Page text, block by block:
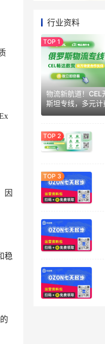
因
稳
行业资料
物流新航道！CEL
斯坦专线，多元